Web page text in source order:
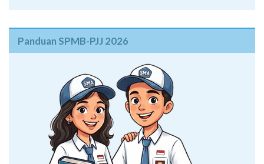
Panduan SPMB-PJJ 2026